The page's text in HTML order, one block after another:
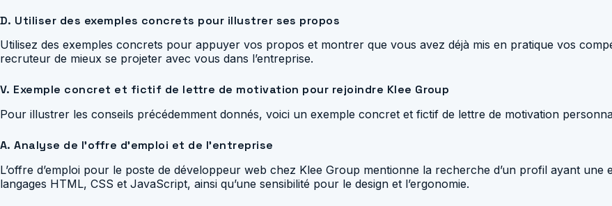
D. Utiliser des exemples concrets pour illustrer ses propos
Utilisez des exemples concrets pour appuyer vos propos et montrer que vous avez déjà mis en pratique vos
recruteur de mieux se projeter avec vous dans l’entreprise.
V. Exemple concret et fictif de lettre de motivation pour rejoindre Klee Group
Pour illustrer les conseils précédemment donnés, voici un exemple concret et fictif de lettre de motivation
A. Analyse de l’offre d’emploi et de l’entreprise
L’offre d’emploi pour le poste de développeur web chez Klee Group mentionne la recherche d’un profil ayant
langages HTML, CSS et JavaScript, ainsi qu’une sensibilité pour le design et l’ergonomie.